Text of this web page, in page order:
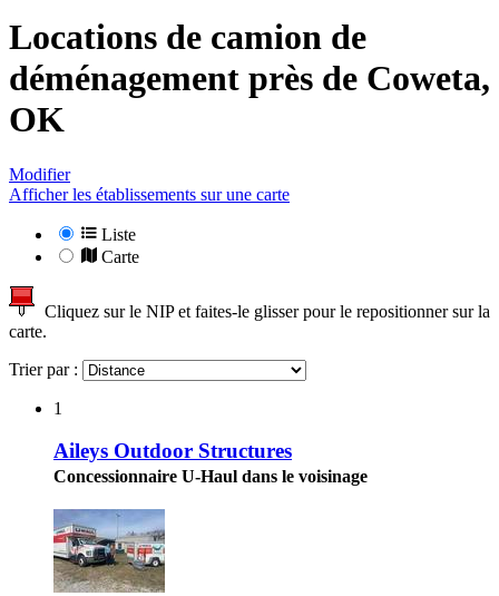
Locations de camion de
déménagement près de Coweta,
OK
Modifier
Afficher les établissements sur une carte
Liste
Carte
Cliquez sur le NIP et faites-le glisser pour le repositionner sur la
carte.
Trier par :
1
Aileys Outdoor Structures
Concessionnaire U-Haul dans le voisinage